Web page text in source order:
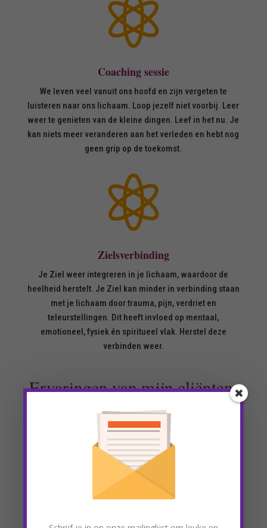

Coaching sessie
We leven veel vanuit ons hoofd en zijn vergeten te
luisteren naar ons lichaam. Loop jezelf niet voorbij. Leer
weer te genieten van de kleine dingen. Leef in het nu. Je
kan niets meer veranderen aan het verleden en hebt nog
geen grip op de toekomst.

Zielsverbinding
Je Ziel weer integreren in je lichaam, waardoor de
heelheid herstelt. Je Ziel kan minder in verbinding staan
met je lichaam door trauma, pijn, verdriet en
teleurstellingen. Dit heeft invloed op mentaal,
emotioneel, fysiek én spiritueel vlak. Herstel deze
verbinden weer.
Ervaringen van mijn cliënten.
thuis. Ik kon het even niet opbrengen om naar